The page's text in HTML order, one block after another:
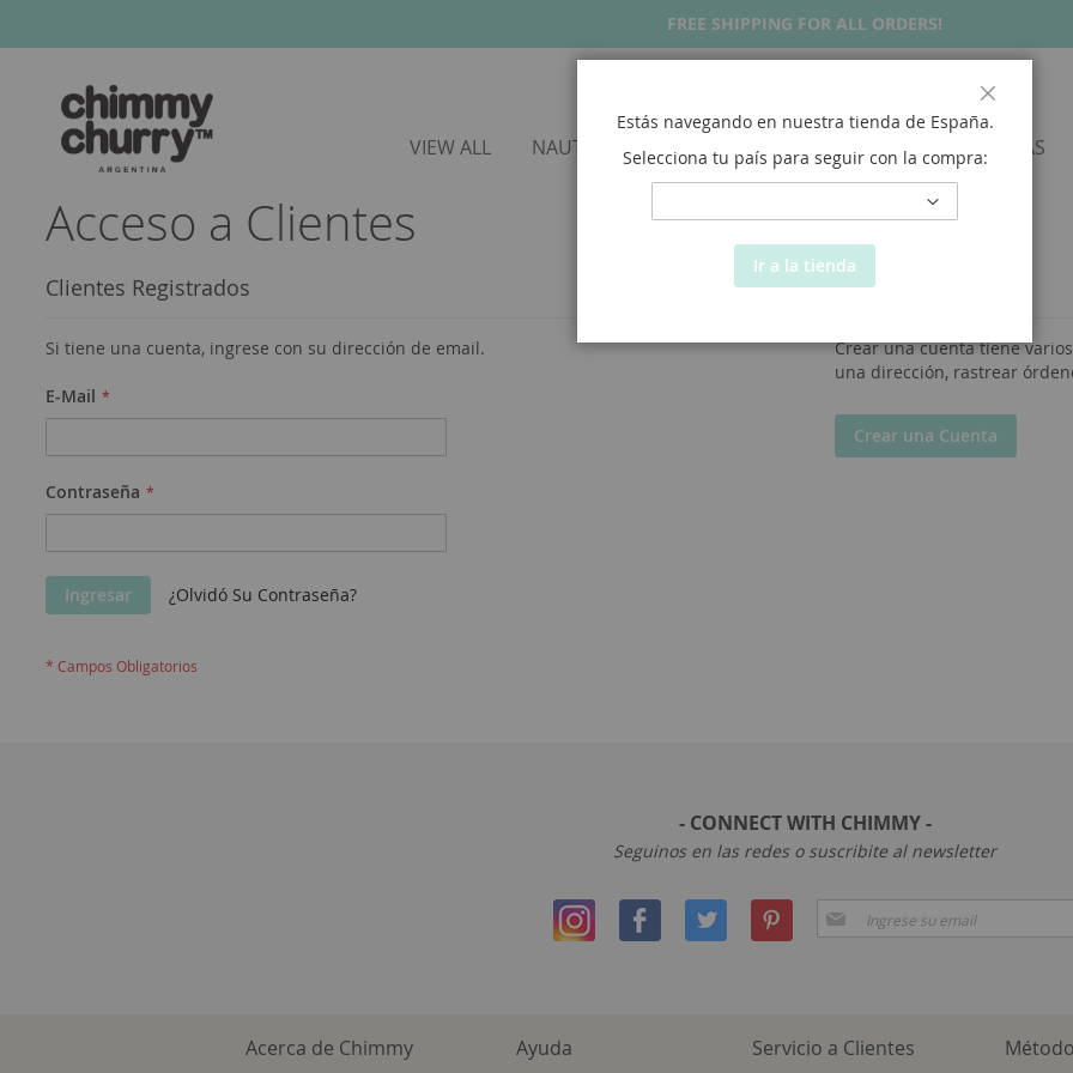
FREE SHIPPING FOR ALL ORDERS!
VIEW ALL NAUTICALS SNEAKERS SANDALS ALPARGATAS
Acceso a Clientes
Clientes Registrados
Si tiene una cuenta, ingrese con su dirección de email.
E-Mail
Contraseña
Ingresar ¿Olvidó Su Contraseña?
Nuevos Clientes
Crear una cuenta tiene
una dirección, rastrear
Crear una Cuenta
- CONNECT WITH CHIMMY -
Seguinos en las redes o suscribite al newsletter
Suscríbase
a
Acerca de Chimmy Ayuda Servicio a Clientes
Close
Estás navegando en nuestra tienda de España.
Selecciona tu país para seguir con la compra:
Ir a la tienda